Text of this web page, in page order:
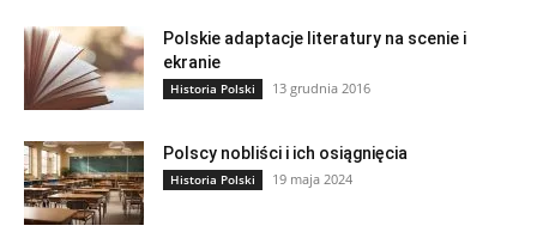
Polskie adaptacje literatury na scenie i
ekranie
Historia Polski 13 grudnia 2016
Polscy nobliści i ich osiągnięcia
Historia Polski 19 maja 2024